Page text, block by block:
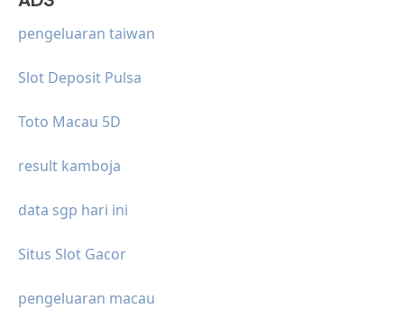
pengeluaran taiwan
Slot Deposit Pulsa
Toto Macau 5D
result kamboja
data sgp hari ini
Situs Slot Gacor
pengeluaran macau